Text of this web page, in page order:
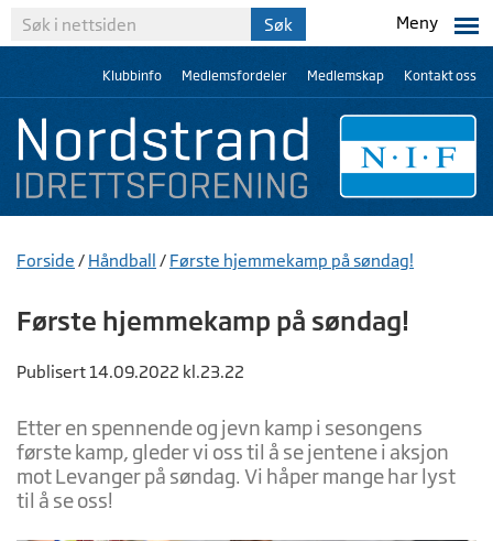
Meny
Klubbinfo Medlemsfordeler Medlemskap Kontakt oss
Forside / Håndball / Første hjemmekamp på søndag!
Første hjemmekamp på søndag!
Publisert 14.09.2022 kl.23.22
Etter en spennende og jevn kamp i sesongens
første kamp, gleder vi oss til å se jentene i aksjon
mot Levanger på søndag. Vi håper mange har lyst
til å se oss!